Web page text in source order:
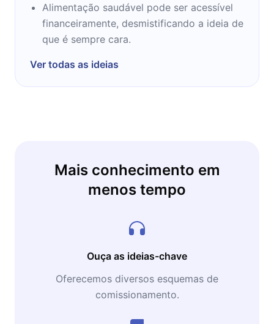
Alimentação saudável pode ser acessível
financeiramente, desmistificando a ideia de
que é sempre cara.
Ver todas as ideias
Mais conhecimento em
menos tempo
Ouça as ideias-chave
Oferecemos diversos esquemas de
comissionamento.